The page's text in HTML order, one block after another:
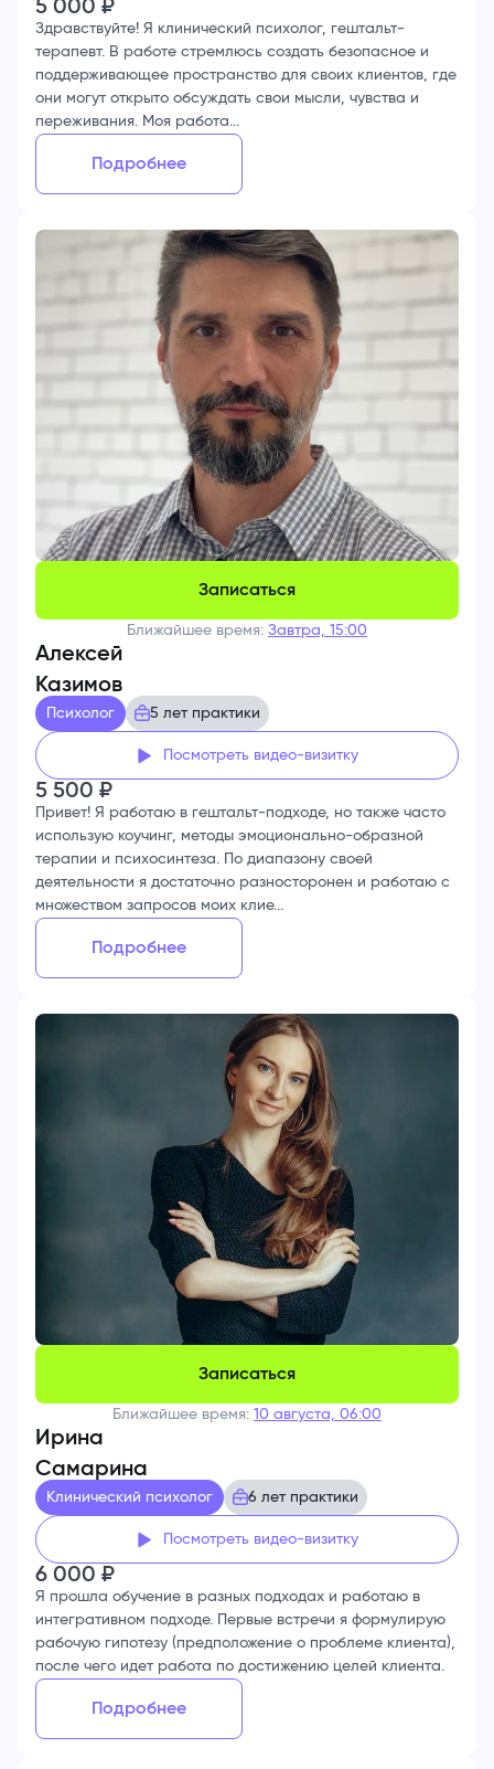
5 000 ₽
Здравствуйте! Я клинический психолог, гештальт-
терапевт. В работе стремлюсь создать безопасное и
поддерживающее пространство для своих клиентов, где
они могут открыто обсуждать свои мысли, чувства и
переживания. Моя работа...
Подробнее
Записаться
Ближайшее время: Завтра, 15:00
Алексей
Казимов
Психолог 5 лет практики
Посмотреть видео-визитку
5 500 ₽
Привет! Я работаю в гештальт-подходе, но также часто
использую коучинг, методы эмоционально-образной
терапии и психосинтеза. По диапазону своей
деятельности я достаточно разносторонен и работаю с
множеством запросов моих клие...
Подробнее
Записаться
Ближайшее время: 10 августа, 06:00
Ирина
Самарина
Клинический психолог 6 лет практики
Посмотреть видео-визитку
6 000 ₽
Я прошла обучение в разных подходах и работаю в
интегративном подходе. Первые встречи я формулирую
рабочую гипотезу (предположение о проблеме клиента),
после чего идет работа по достижению целей клиента.
Подробнее